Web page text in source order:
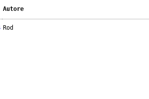
Autore
Rod